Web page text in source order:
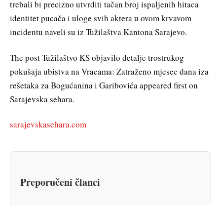
trebali bi precizno utvrditi tačan broj ispaljenih hitaca
identitet pucača i uloge svih aktera u ovom krvavom
incidentu naveli su iz Tužilaštva Kantona Sarajevo.
The post Tužilaštvo KS objavilo detalje trostrukog
pokušaja ubistva na Vracama: Zatraženo mjesec dana iza
rešetaka za Bogućanina i Garibovića appeared first on
Sarajevska sehara.
sarajevskasehara.com
Preporučeni članci